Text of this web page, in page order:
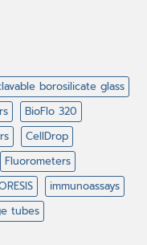
borosilicate glass
BioFlo 320
CellDrop
Fluorometers
immunoassays
tubes